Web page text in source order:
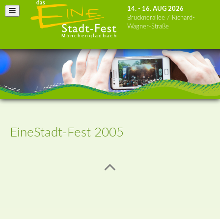
14. - 16. AUG 2026
Brucknerallee / Richard-
Wagner-Straße
EineStadt-Fest 2005